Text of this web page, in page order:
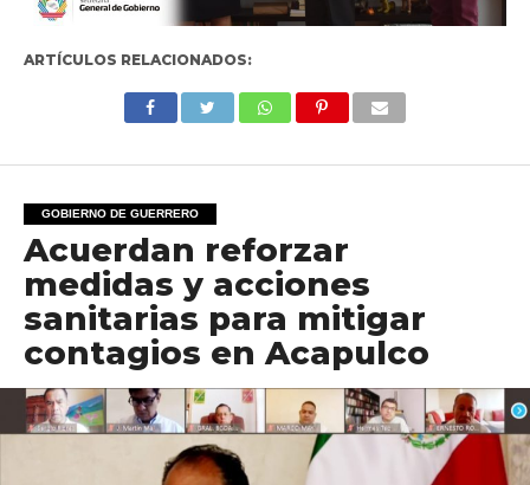
ARTÍCULOS RELACIONADOS:
GOBIERNO DE GUERRERO
Acuerdan reforzar
medidas y acciones
sanitarias para mitigar
contagios en Acapulco